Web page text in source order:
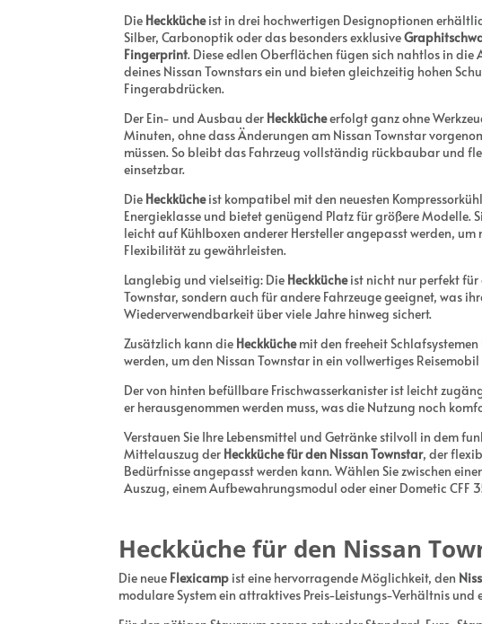
Die Heckkücheist in drei hochwertigen Designoptionen
Silber, Carbonoptik oder das besonders exklusive
Fingerprint. Diese edlen Oberflächen fügen sich nahtlos in die
deines Nissan Townstars ein und bieten gleichzeitig hohen
Fingerabdrücken.
Der Ein- und Ausbau der Heckkücheerfolgt ganz ohne
Minuten, ohne dass Änderungen am Nissan Townstar
müssen. So bleibt das Fahrzeug vollständig rückbaubar und
einsetzbar.
Die Heckkücheist kompatibel mit den neuesten
Energieklasse und bietet genügend Platz für größere Modelle.
leicht auf Kühlboxen anderer Hersteller angepasst werden, um
Flexibilität zu gewährleisten.
Langlebig und vielseitig: Die Heckkücheist nicht nur perfekt für
Townstar, sondern auch für andere Fahrzeuge geeignet, was
Wiederverwendbarkeit über viele Jahre hinweg sichert.
Zusätzlich kann die Heckküchemit den freeheit
werden, um den Nissan Townstar in ein vollwertiges
Der von hinten befüllbare Frischwasserkanister ist leicht
er herausgenommen werden muss, was die Nutzung noch
Verstauen Sie Ihre Lebensmittel und Getränke stilvoll in dem
Mittelauszug der Heckküche für den Nissan Townstar, der
Bedürfnisse angepasst werden kann. Wählen Sie zwischen
Auszug, einem Aufbewahrungsmodul oder einer Dometic CFF
Heckküche für den Nissan
Die neue Flexicamp ist eine hervorragende Möglichkeit, den
modulare System ein attraktives Preis-Leistungs-Verhältnis